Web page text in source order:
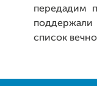
передадим
список